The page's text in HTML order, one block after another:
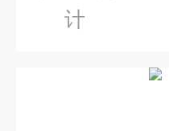
计